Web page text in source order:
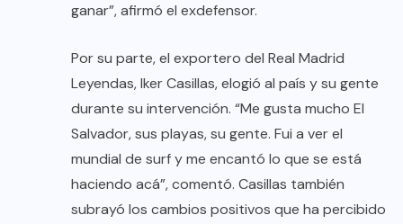
ganar”, afirmó el exdefensor.
Por su parte, el exportero del Real Madrid
Leyendas, Iker Casillas, elogió al país y su gente
durante su intervención. “Me gusta mucho El
Salvador, sus playas, su gente. Fui a ver el
mundial de surf y me encantó lo que se está
haciendo acá”, comentó. Casillas también
subrayó los cambios positivos que ha percibido